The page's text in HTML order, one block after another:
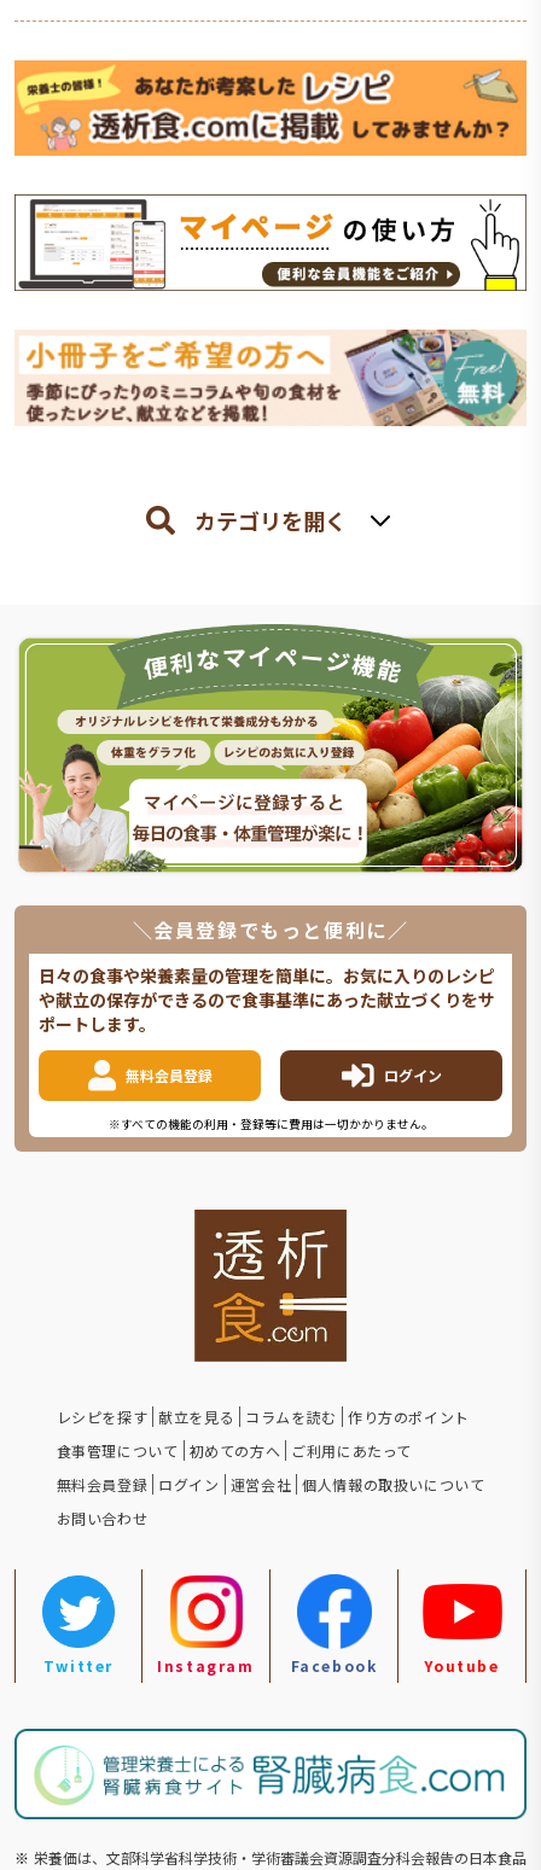
カテゴリを開く
＼会員登録でもっと便利に／
日々の食事や栄養素量の管理を簡単に。お気に入りのレシピ
や献立の保存ができるので食事基準にあった献立づくりをサ
ポートします。
無料会員登録 ログイン
※すべての機能の利用・登録等に費用は一切かかりません。
レシピを探す 献立を見る コラムを読む
作り方のポイント
食事管理について
初めての方へ
ご利用にあたって
無料会員登録 ログイン 運営会社 個人情報の取扱いについて
お問い合わせ
Twitter Instagram Facebook Youtube
※ 栄養価は、文部科学省科学技術・学術審議会資源調査分科会報告の⽇本食品